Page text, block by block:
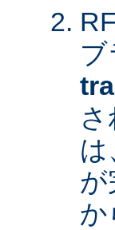
は
が
か